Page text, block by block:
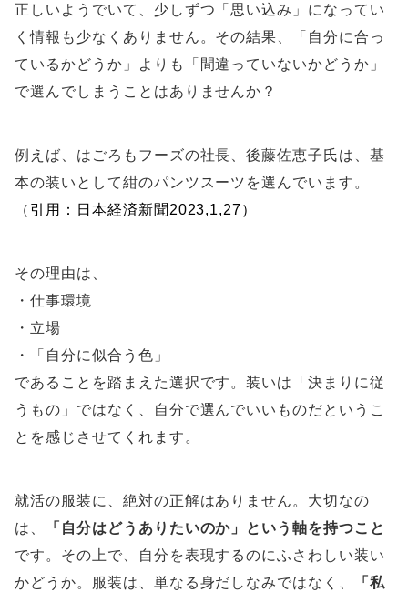
正しいようでいて、少しずつ「思い込み」になってい
く情報も少なくありません。その結果、「自分に合っ
ているかどうか」よりも「間違っていないかどうか」
で選んでしまうことはありませんか？
例えば、 はごろもフーズの社長、後藤佐恵子氏は、基
本の装いとして紺のパンツスーツを選んでいます。
（引用：日本経済新聞2023,1,27）
その理由は、
・仕事環境
・立場
・「自分に似合う色」
であることを踏まえた選択です。装いは「決まりに従
うもの」ではなく、自分で選んでいいものだというこ
とを感じさせてくれます。
就活の服装に、絶対の正解はありません。大切なの
は、
「自分はどうありたいのか」という軸を持つこと
です。その上で、自分を表現するのにふさわしい装い
かどうか。服装は、単なる身だしなみではなく、
「私